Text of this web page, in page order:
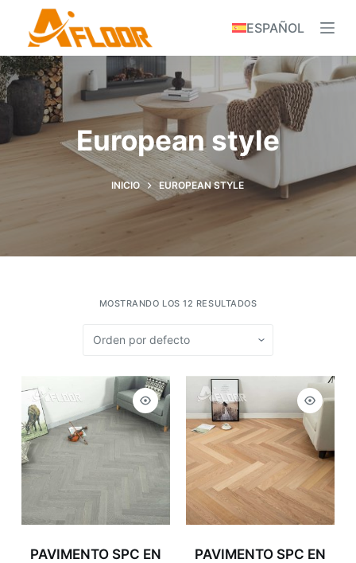
i
p
c
ESPAÑOL
European style
INICIO EUROPEAN STYLE
MOSTRANDO LOS 12 RESULTADOS
PAVIMENTO SPC EN
PAVIMENTO SPC EN